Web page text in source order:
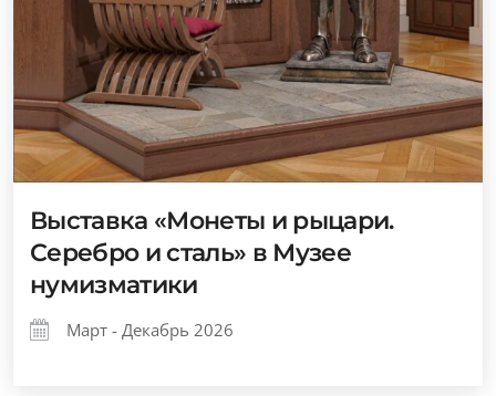
Выставка «Монеты и рыцари.
Серебро и сталь» в Музее
нумизматики
Март - Декабрь 2026